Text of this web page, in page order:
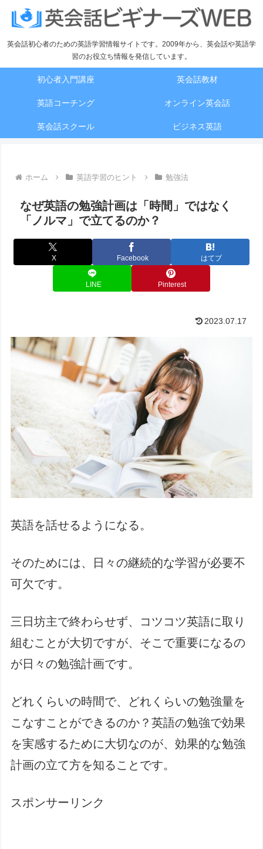
英会話初心者のための英語学習情報サイトです。2009年から、英会話や英語学
習のお役立ち情報を発信しています。
初心者入門講座 英会話教材
英語コーチング オンライン英会話
英会話スクール ビジネス英語
ホーム 英語学習のヒント 勉強法
なぜ英語の勉強計画は「時間」ではなく
「ノルマ」で立てるのか？
X Facebook はてブ
LINE Pinterest
2023.07.17
英語を話せるようになる。
そのためには、日々の継続的な学習が必要不
可欠です。
三日坊主で終わらせず、コツコツ英語に取り
組むことが大切ですが、そこで重要になるの
が日々の勉強計画です。
どれくらいの時間で、どれくらいの勉強量を
こなすことができるのか？英語の勉強で効果
を実感するために大切なのが、効果的な勉強
計画の立て方を知ることです。
スポンサーリンク